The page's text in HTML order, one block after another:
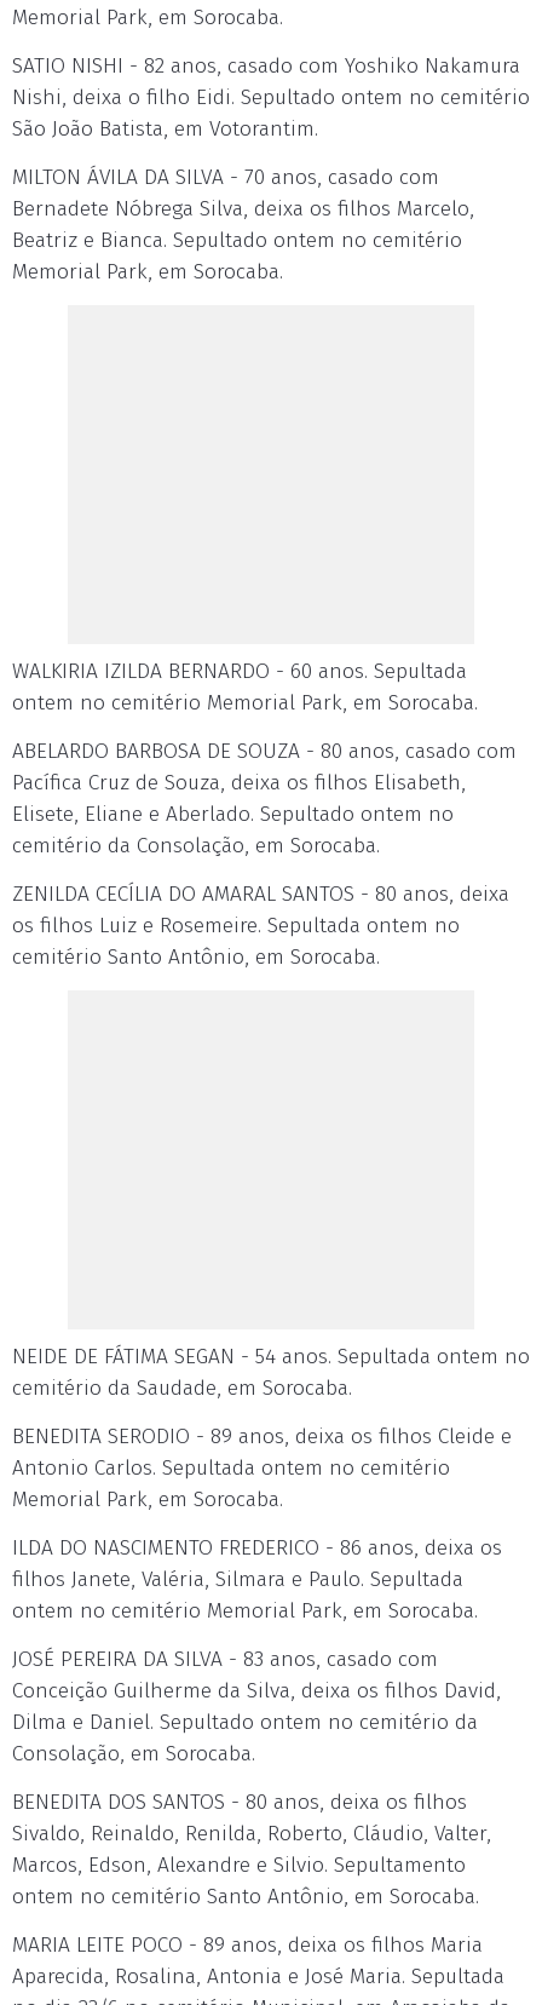
Memorial Park, em Sorocaba.
SATIO NISHI - 82 anos, casado com Yoshiko Nakamura
Nishi, deixa o filho Eidi. Sepultado ontem no cemitério
São João Batista, em Votorantim.
MILTON ÁVILA DA SILVA - 70 anos, casado com
Bernadete Nóbrega Silva, deixa os filhos Marcelo,
Beatriz e Bianca. Sepultado ontem no cemitério
Memorial Park, em Sorocaba.
WALKIRIA IZILDA BERNARDO - 60 anos. Sepultada
ontem no cemitério Memorial Park, em Sorocaba.
ABELARDO BARBOSA DE SOUZA - 80 anos, casado com
Pacífica Cruz de Souza, deixa os filhos Elisabeth,
Elisete, Eliane e Aberlado. Sepultado ontem no
cemitério da Consolação, em Sorocaba.
ZENILDA CECÍLIA DO AMARAL SANTOS - 80 anos, deixa
os filhos Luiz e Rosemeire. Sepultada ontem no
cemitério Santo Antônio, em Sorocaba.
NEIDE DE FÁTIMA SEGAN - 54 anos. Sepultada ontem no
cemitério da Saudade, em Sorocaba.
BENEDITA SERODIO - 89 anos, deixa os filhos Cleide e
Antonio Carlos. Sepultada ontem no cemitério
Memorial Park, em Sorocaba.
ILDA DO NASCIMENTO FREDERICO - 86 anos, deixa os
filhos Janete, Valéria, Silmara e Paulo. Sepultada
ontem no cemitério Memorial Park, em Sorocaba.
JOSÉ PEREIRA DA SILVA - 83 anos, casado com
Conceição Guilherme da Silva, deixa os filhos David,
Dilma e Daniel. Sepultado ontem no cemitério da
Consolação, em Sorocaba.
BENEDITA DOS SANTOS - 80 anos, deixa os filhos
Sivaldo, Reinaldo, Renilda, Roberto, Cláudio, Valter,
Marcos, Edson, Alexandre e Silvio. Sepultamento
ontem no cemitério Santo Antônio, em Sorocaba.
MARIA LEITE POCO - 89 anos, deixa os filhos Maria
Aparecida, Rosalina, Antonia e José Maria. Sepultada